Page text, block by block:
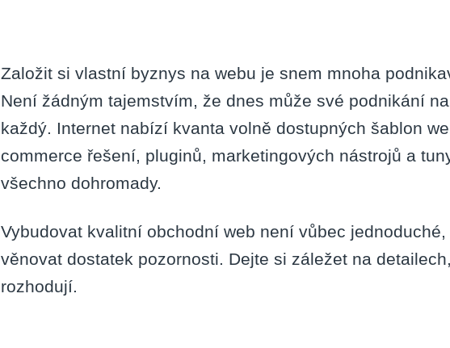
Založit si vlastní byznys na webu je snem mnoha
Není žádným tajemstvím, že dnes může své podnikání
každý. Internet nabízí kvanta volně dostupných šablon
commerce řešení, pluginů, marketingových nástrojů a
všechno dohromady.
Vybudovat kvalitní obchodní web není vůbec
věnovat dostatek pozornosti. Dejte si záležet na
rozhodují.